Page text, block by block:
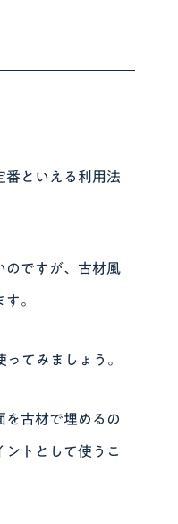
番といえる利用法
のですが、古材風
。
てみましょう。
を古材で埋めるの
ントとして使うこ